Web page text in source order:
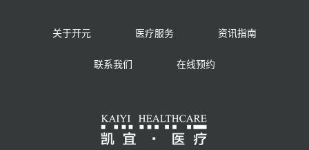
关于开元 医疗服务 资讯指南
联系我们 在线预约